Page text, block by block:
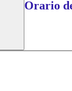
Orario